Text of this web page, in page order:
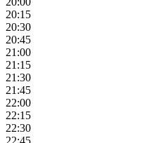
20:15
20:30
20:45
21:00
21:15
21:30
21:45
22:00
22:15
22:30
22:45